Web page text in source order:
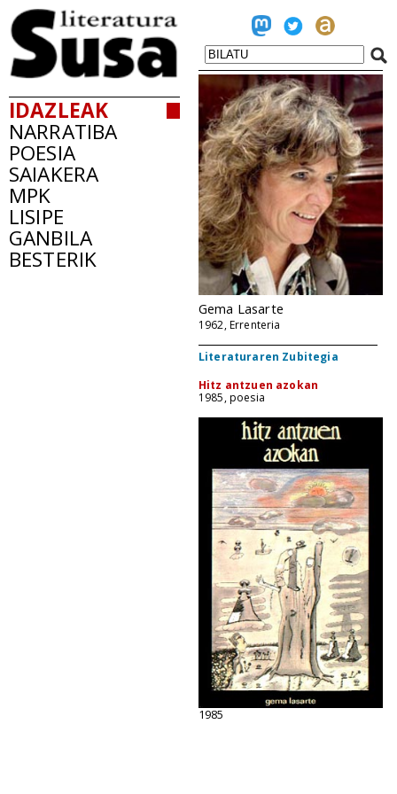
IDAZLEAK
NARRATIBA
POESIA
SAIAKERA
MPK
LISIPE
GANBILA
BESTERIK
Gema Lasarte
1962, Errenteria
Literaturaren Zubitegia
Hitz antzuen azokan
1985, poesia
1985